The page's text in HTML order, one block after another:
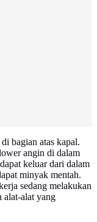
bagian atas kapal.
angin di dalam
keluar dari dalam
minyak mentah.
sedang melakukan
alat-alat yang